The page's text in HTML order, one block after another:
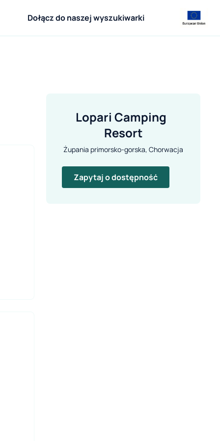
Dołącz do naszej wyszukiwarki
Lopari Camping
Resort
Żupania primorsko-gorska, Chorwacja
Zapytaj o dostępność